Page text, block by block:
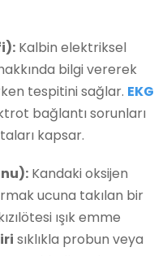
Kalbin elektriksel
bilgi vererek
tespitini sağlar. EKG
bağlantı sorunları
kapsar.
Kandaki oksijen
ucuna takılan bir
ışık emme
sıklıkla probun veya